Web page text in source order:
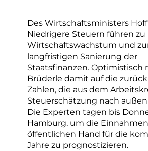
Des Wirtschaftsministers
Niedrigere Steuern führen
Wirtschaftswachstum und
langfristigen Sanierung der
Staatsfinanzen. Optimistisch
Brüderle damit auf die
Zahlen, die aus dem
Steuerschätzung nach
Die Experten tagen bis
Hamburg, um die
öffentlichen Hand für die
Jahre zu prognostizieren.